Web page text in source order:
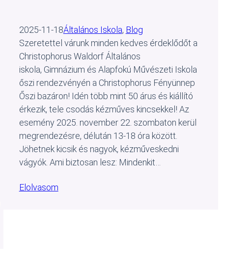
2025-11-18Általános Iskola, Blog
Szeretettel várunk minden kedves érdeklődőt a
Christophorus Waldorf Általános
iskola, Gimnázium és Alapfokú Művészeti Iskola
őszi rendezvényén a Christophorus Fényünnep
Őszi bazáron! Idén több mint 50 árus és kiállító
érkezik, tele csodás kézműves kincsekkel! Az
esemény 2025. november 22. szombaton kerül
megrendezésre, délután 13-18 óra között.
Jöhetnek kicsik és nagyok, kézműveskedni
vágyók. Ami biztosan lesz: Mindenkit…
Elolvasom